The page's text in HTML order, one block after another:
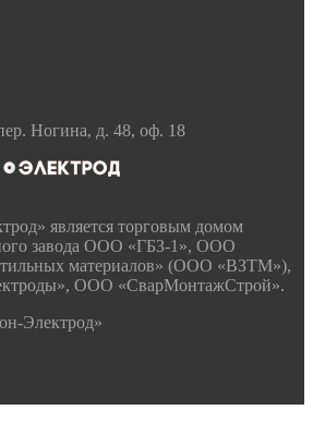
Ногина, д. 48, оф. 18
является торговым домом
завода ООО «ГБЗ-1», ООО
материалов» (ООО «ВЗТМ»),
ООО «СварМонтажСтрой».
Электрод»